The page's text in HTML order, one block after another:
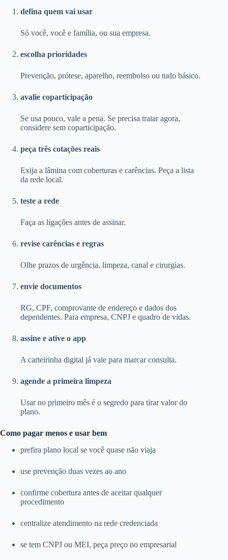
defina quem vai usar
Só você, você e família, ou sua empresa.
escolha prioridades
Prevenção, prótese, aparelho, reembolso ou tudo básico.
avalie coparticipação
Se usa pouco, vale a pena. Se precisa tratar agora,
considere sem coparticipação.
peça três cotações reais
Exija a lâmina com coberturas e carências. Peça a lista
da rede local.
teste a rede
Faça as ligações antes de assinar.
revise carências e regras
Olhe prazos de urgência, limpeza, canal e cirurgias.
envie documentos
RG, CPF, comprovante de endereço e dados dos
dependentes. Para empresa, CNPJ e quadro de vidas.
assine e ative o app
A carteirinha digital já vale para marcar consulta.
agende a primeira limpeza
Usar no primeiro mês é o segredo para tirar valor do
plano.
Como pagar menos e usar bem
prefira plano local se você quase não viaja
use prevenção duas vezes ao ano
confirme cobertura antes de aceitar qualquer
procedimento
centralize atendimento na rede credenciada
se tem CNPJ ou MEI, peça preço no empresarial